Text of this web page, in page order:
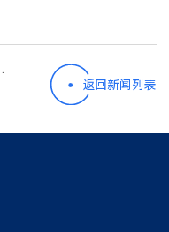
返回新闻列表